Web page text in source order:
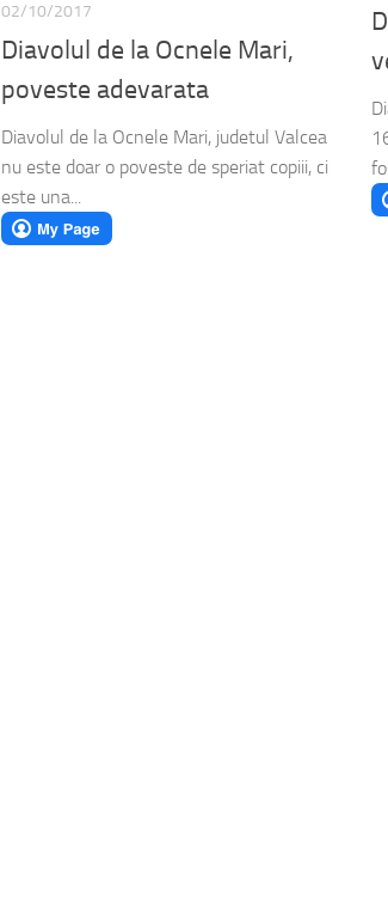
02/10/2017
Diavolul de la Ocnele Mari,
poveste adevarata
Diavolul de la Ocnele Mari, judetul Valcea
nu este doar o poveste de speriat copiii, ci
este una...